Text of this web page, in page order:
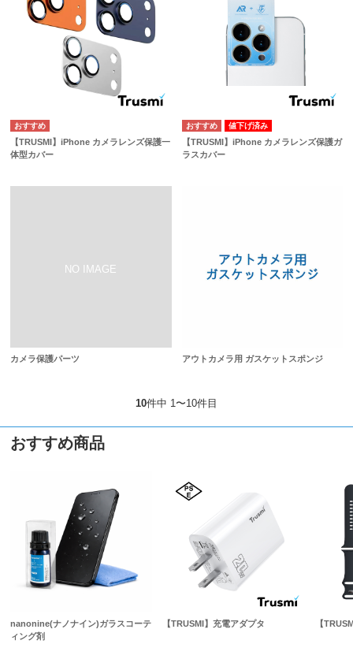
【TRUSMI】iPhone カメラレンズ保護一
体型カバー
値下げ済み
【TRUSMI】iPhone カメラレンズ保護ガ
ラスカバー
カメラ保護パーツ アウトカメラ用 ガスケットスポンジ
10件中 1〜10件目
おすすめ商品
nanonine(ナノナイン)ガラスコーテ
ィング剤
【TRUSMI】充電アダプタ 【